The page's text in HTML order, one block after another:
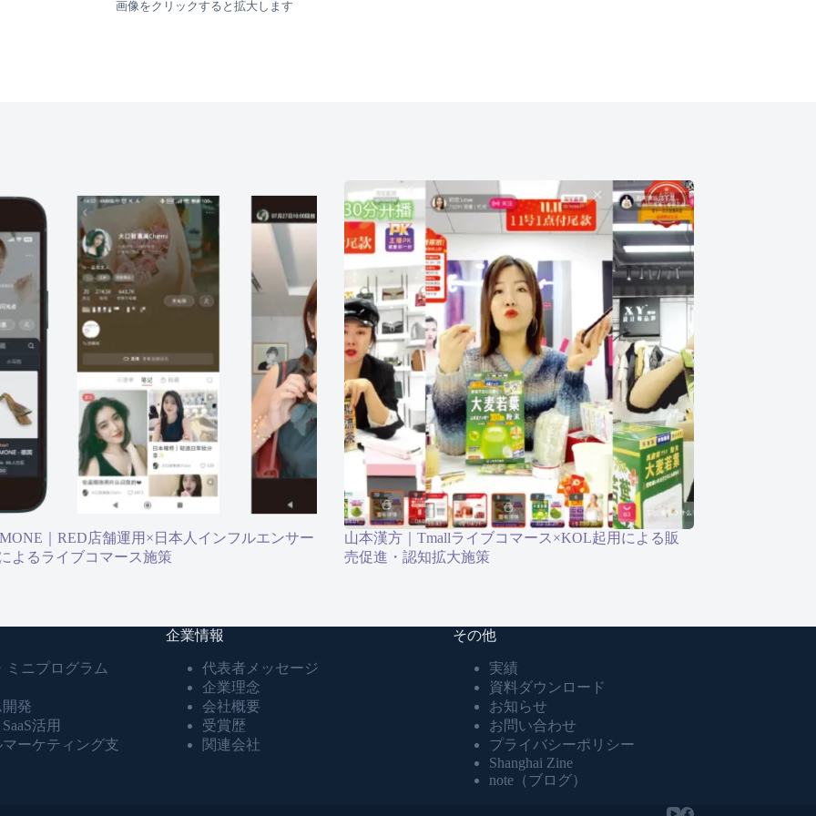
画像をクリックすると拡大します
｜RED店舗運用×日本人インフルエンサー
よるライブコマース施策
山本漢方｜Tmallライブコマース×KOL起用による販
売促進・認知拡大施策
ミニプログラム
発
活用
ーケティング支
企業情報
代表者メッセージ
企業理念
会社概要
受賞歴
関連会社
その他
実績
資料ダウンロード
お知らせ
お問い合わせ
プライバシーポリシー
Shanghai Zine
note（ブログ）